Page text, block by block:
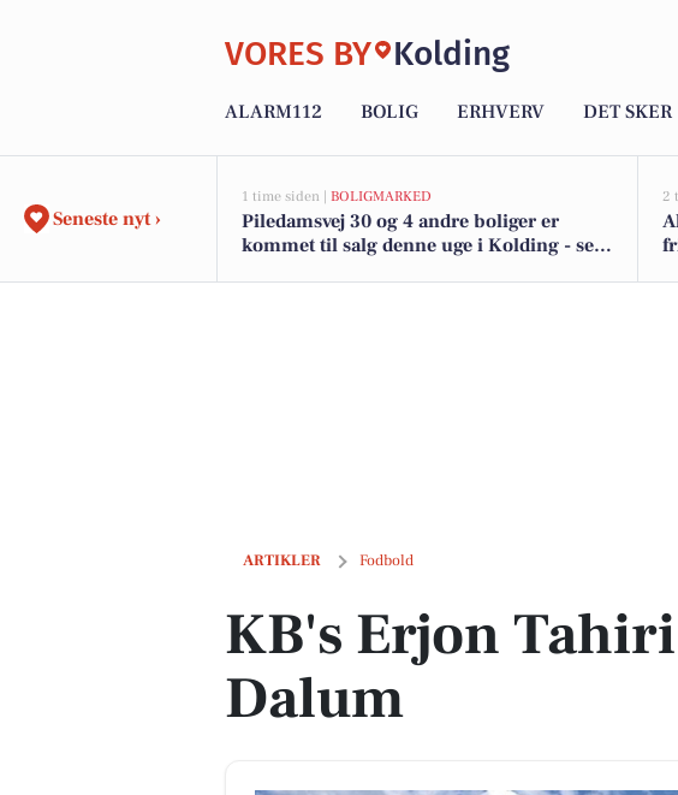
VORES BY Kolding
ALARM112 BOLIG ERHVERV DET SKER
Seneste nyt ›
1 time siden | BOLIGMARKED
Piledamsvej 30 og 4 andre boliger er
kommet til salg denne uge i Kolding - se
2
ARTIKLER Fodbold
KB's Erjon Tahiri strålede i Dalum
KB's Erjon
Dalum